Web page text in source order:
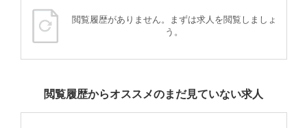
閲覧履歴がありません。まずは求人を閲覧しましょ
う。
閲覧履歴からオススメのまだ見ていない求人